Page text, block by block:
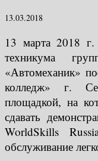
13.03.2018
13 марта 2018
техникума
«Автомеханик»
колледж» г.
площадкой, на
сдавать
WorldSkills
обслуживание